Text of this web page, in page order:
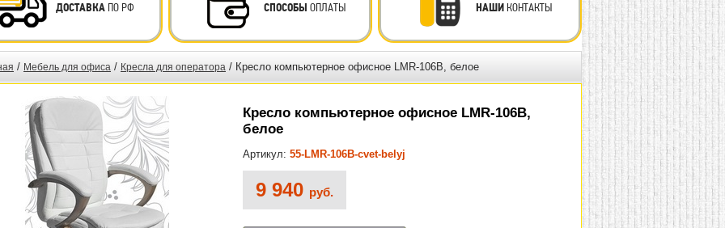
ДОСТАВКАПО РФ СПОСОБЫ ОПЛАТЫ НАШИКОНТАКТЫ
/ Мебель для офиса / Кресла для оператора / Кресло компьютерное офисное LMR-106B, белое
Кресло компьютерное офисное LMR-106B,
белое
Артикул: 55-LMR-106B-cvet-belyj
9 940 руб.